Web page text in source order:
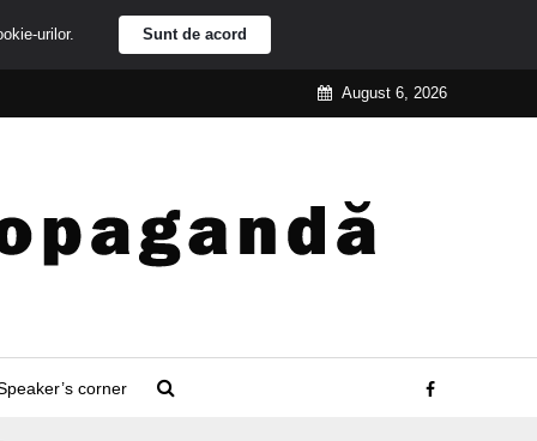
August 6, 2026
corner
urilor. Sunt de acord